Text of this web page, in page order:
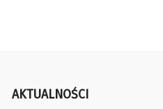
AKTUALNOŚCI